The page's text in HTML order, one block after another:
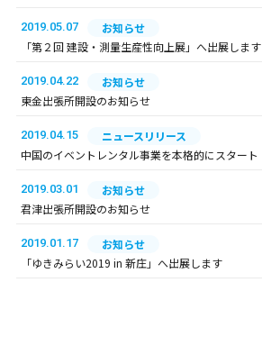
2019.05.07
お知らせ
「第２回 建設・測量生産性向上展」へ出展します
2019.04.22
お知らせ
東金出張所開設のお知らせ
2019.04.15
ニュースリリース
中国のイベントレンタル事業を本格的にスタート
2019.03.01
お知らせ
君津出張所開設のお知らせ
2019.01.17
お知らせ
「ゆきみらい2019 in 新庄」へ出展します